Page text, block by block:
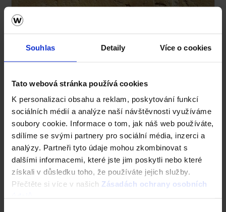
Souhlas Detaily Více o cookies
Tato webová stránka používá cookies
K personalizaci obsahu a reklam, poskytování funkcí
sociálních médií a analýze naší návštěvnosti využíváme
soubory cookie. Informace o tom, jak náš web používáte,
sdílíme se svými partnery pro sociální média, inzerci a
analýzy. Partneři tyto údaje mohou zkombinovat s
dalšími informacemi, které jste jim poskytli nebo které
získali v důsledku toho, že používáte jejich služby.
Přečtěte si více v našich Zásadách ochrany osobních
Terca Corona